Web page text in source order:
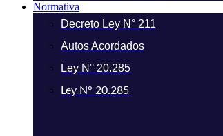
Normativa
Decreto Ley N° 211
Autos Acordados
Ley N° 20.285
Ley N° 20.285